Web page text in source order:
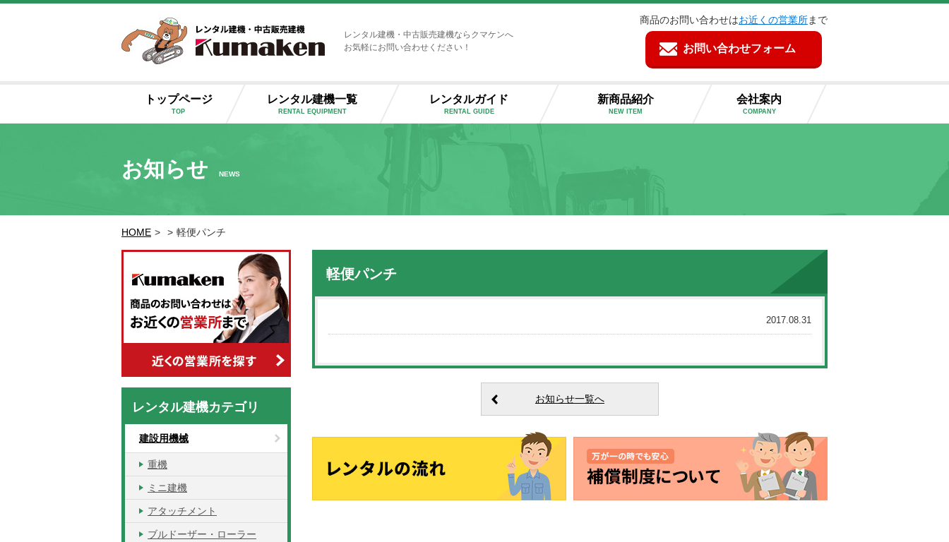
レンタル建機・中古販売建機ならクマケンへ
お気軽にお問い合わせください！
商品のお問い合わせはお近くの営業所まで
お問い合わせフォーム
トップページ
TOP
レンタル建機一覧
RENTAL EQUIPMENT
レンタルガイド
RENTAL GUIDE
新商品紹介
NEW ITEM
会社案内
COMPANY
お知らせ NEWS
HOME > > 軽便パンチ
軽便パンチ
2017.08.31
お知らせ一覧へ
レンタル建機カテゴリ
建設用機械
重機
ミニ建機
アタッチメント
ブルドーザー・ローラー